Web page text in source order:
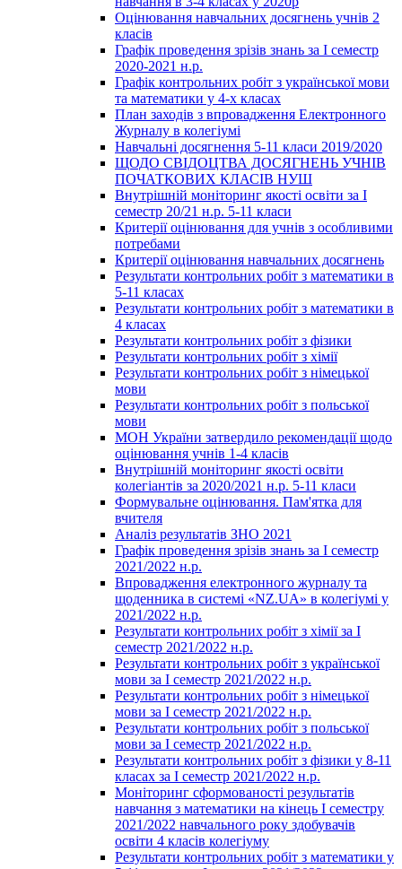
Оцінювання навчальних досягнень учнів 2
класів
Графік проведення зрізів знань за І семестр
2020-2021 н.р.
Графік контрольних робіт з української мови
та математики у 4-х класах
План заходів з впровадження Електронного
Журналу в колегіумі
Навчальні досягнення 5-11 класи 2019/2020
ЩОДО СВІДОЦТВА ДОСЯГНЕНЬ УЧНІВ
ПОЧАТКОВИХ КЛАСІВ НУШ
Внутрішній моніторинг якості освіти за І
семестр 20/21 н.р. 5-11 класи
Критерії оцінювання для учнів з особливими
потребами
Критерії оцінювання навчальних досягнень
Результати контрольних робіт з математики в
5-11 класах
Результати контрольних робіт з математики в
4 класах
Результати контрольних робіт з фізики
Результати контрольних робіт з хімії
Результати контрольних робіт з німецької
мови
Результати контрольних робіт з польської
мови
МОН України затвердило рекомендації щодо
оцінювання учнів 1-4 класів
Внутрішній моніторинг якості освіти
колегіантів за 2020/2021 н.р. 5-11 класи
Формувальне оцінювання. Пам'ятка для
вчителя
Аналіз результатів ЗНО 2021
Графік проведення зрізів знань за І семестр
2021/2022 н.р.
Впровадження електронного журналу та
щоденника в системі «NZ.UA» в колегіумі у
2021/2022 н.р.
Результати контрольних робіт з хімії за І
семестр 2021/2022 н.р.
Результати контрольних робіт з української
мови за І семестр 2021/2022 н.р.
Результати контрольних робіт з німецької
мови за І семестр 2021/2022 н.р.
Результати контрольних робіт з польської
мови за І семестр 2021/2022 н.р.
Результати контрольних робіт з фізики у 8-11
класах за І семестр 2021/2022 н.р.
Моніторинг сформованості результатів
навчання з математики на кінець І семестру
2021/2022 навчального року здобувачів
освіти 4 класів колегіуму
Результати контрольних робіт з математики у